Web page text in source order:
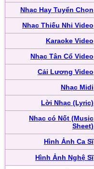
Nhạc Hay Tuyển Chọn
Nhạc Thiếu Nhi Video
Karaoke Video
Nhạc Tân Cổ Video
Cải Lương Video
Nhạc Midi
Lời Nhạc (Lyric)
Nhạc có Nốt (Music
Sheet)
Hình Ảnh Ca Sĩ
Hình Ảnh Nghệ Sĩ